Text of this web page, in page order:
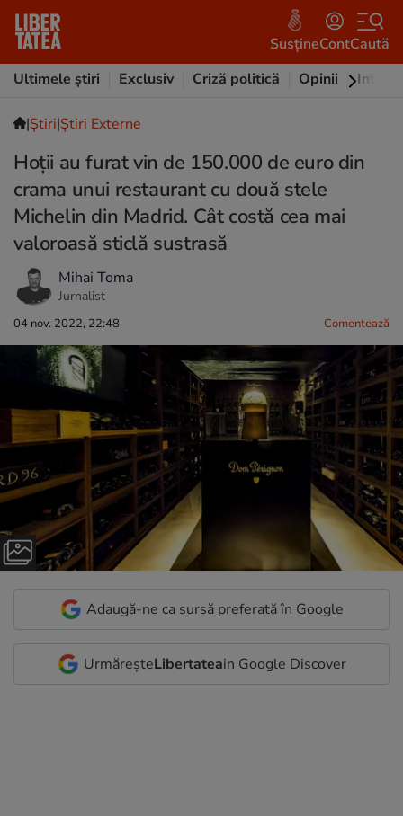
SusțineContCaută
Ultimele știri
Exclusiv Criză politică Opinii
|Ştiri|Știri Externe
Hoții au furat vin de 150.000 de euro din
crama unui restaurant cu două stele
Michelin din Madrid. Cât costă cea mai
valoroasă sticlă sustrasă
Mihai Toma
Jurnalist
04 nov. 2022, 22:48 Comentează
Adaugă-ne ca sursă preferată în Google
UrmăreșteLibertateain Google Discover